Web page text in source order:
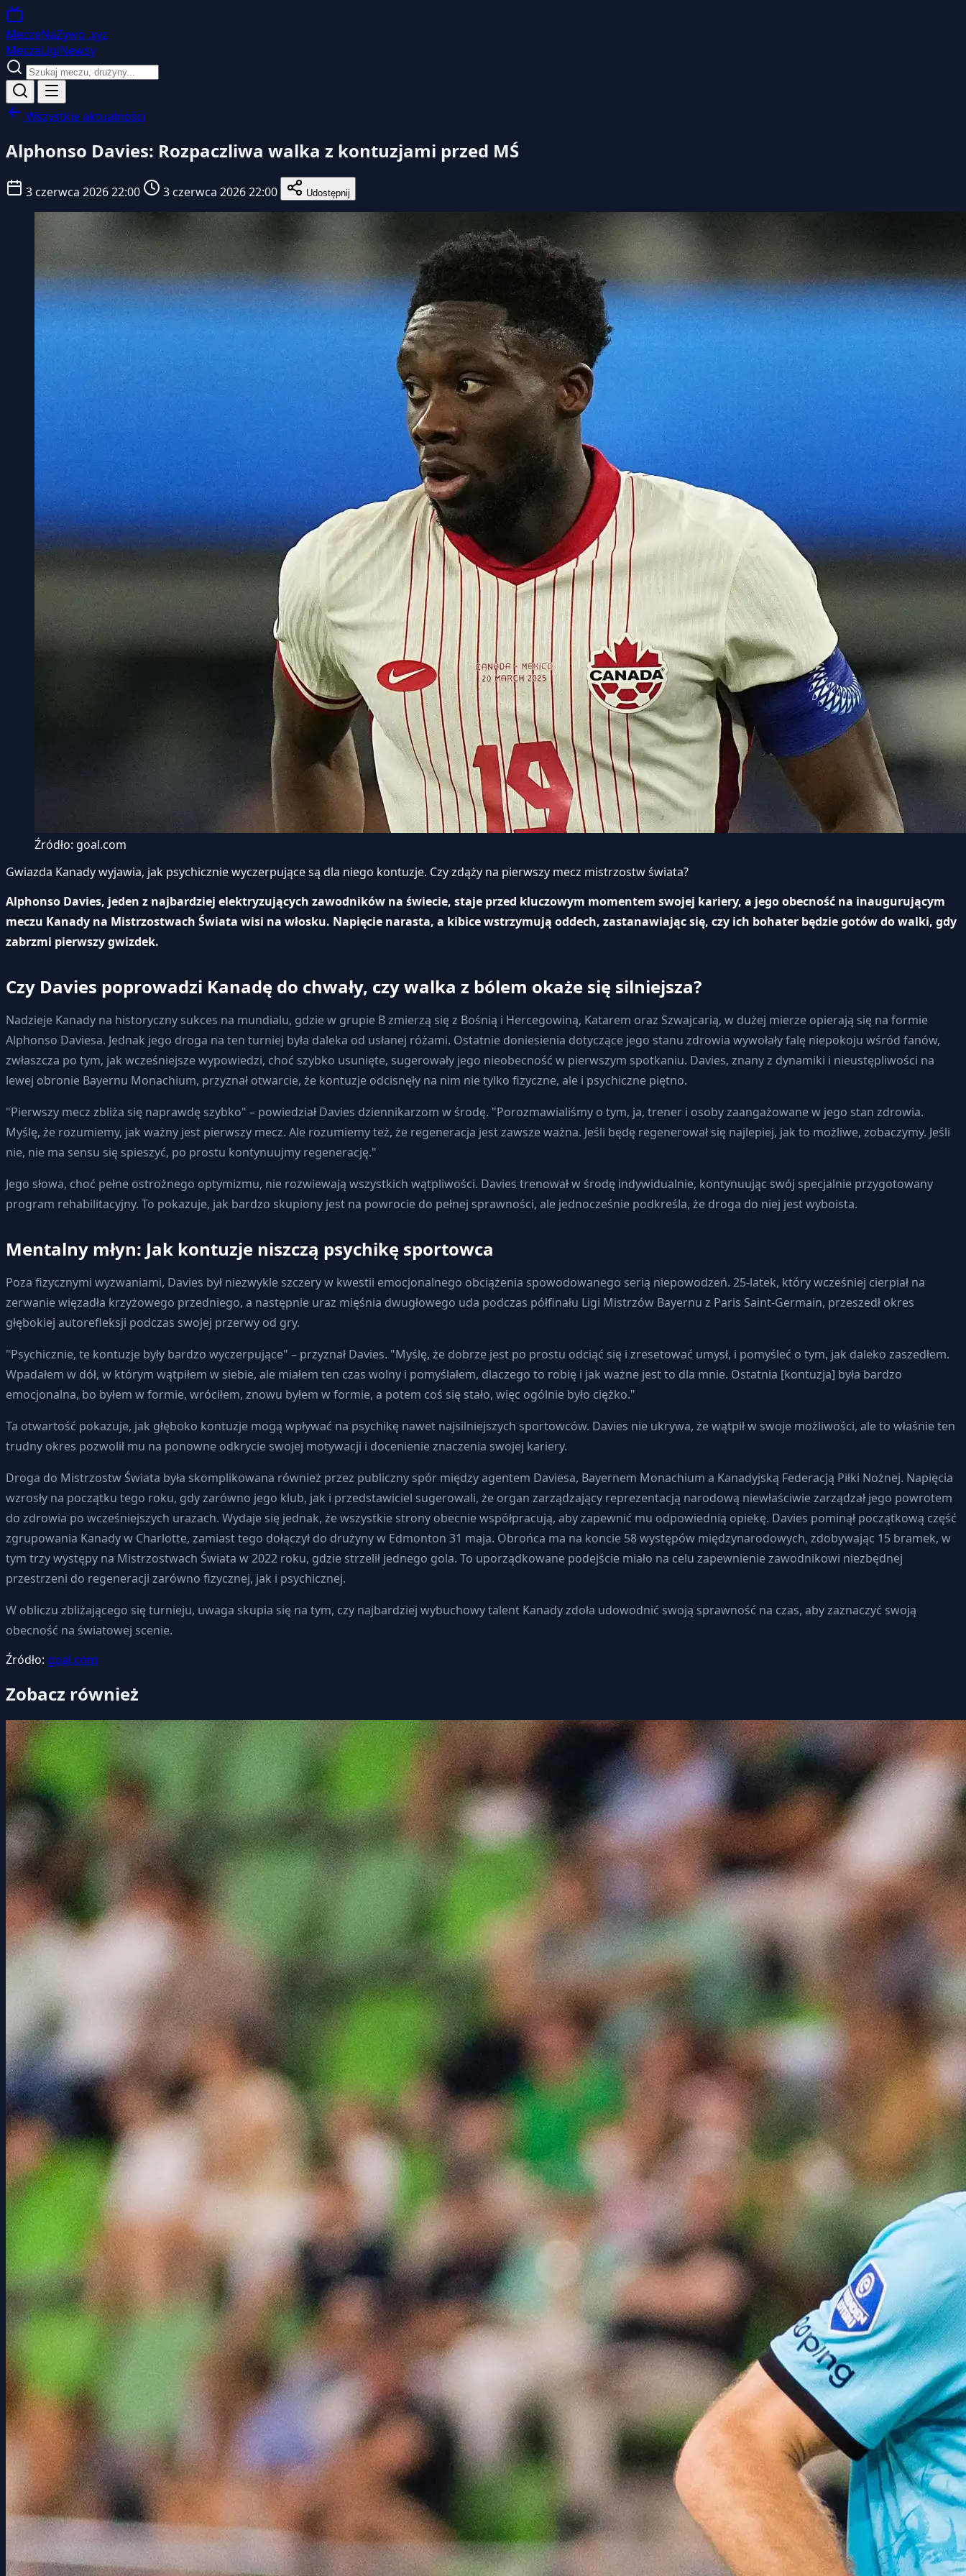
MeczeNaZywo .xyz
MeczeLigiNewsy
Wszystkie aktualności
Alphonso Davies: Rozpaczliwa walka z kontuzjami przed MŚ
3 czerwca 2026 22:00 3 czerwca 2026 22:00 Udostępnij
Źródło: goal.com
Gwiazda Kanady wyjawia, jak psychicznie wyczerpujące są dla niego kontuzje. Czy zdąży na pierwszy mecz mistrzostw świata?
Alphonso Davies, jeden z najbardziej elektryzujących zawodników na świecie, staje przed kluczowym momentem swojej kariery, a jego obecność na inaugurującym
meczu Kanady na Mistrzostwach Świata wisi na włosku. Napięcie narasta, a kibice wstrzymują oddech, zastanawiając się, czy ich bohater będzie gotów do walki, gdy
zabrzmi pierwszy gwizdek.
Czy Davies poprowadzi Kanadę do chwały, czy walka z bólem okaże się silniejsza?
Nadzieje Kanady na historyczny sukces na mundialu, gdzie w grupie B zmierzą się z Bośnią i Hercegowiną, Katarem oraz Szwajcarią, w dużej mierze opierają się na formie
Alphonso Daviesa. Jednak jego droga na ten turniej była daleka od usłanej różami. Ostatnie doniesienia dotyczące jego stanu zdrowia wywołały falę niepokoju wśród fanów,
zwłaszcza po tym, jak wcześniejsze wypowiedzi, choć szybko usunięte, sugerowały jego nieobecność w pierwszym spotkaniu. Davies, znany z dynamiki i nieustępliwości na
lewej obronie Bayernu Monachium, przyznał otwarcie, że kontuzje odcisnęły na nim nie tylko fizyczne, ale i psychiczne piętno.
"Pierwszy mecz zbliża się naprawdę szybko" – powiedział Davies dziennikarzom w środę. "Porozmawialiśmy o tym, ja, trener i osoby zaangażowane w jego stan zdrowia.
Myślę, że rozumiemy, jak ważny jest pierwszy mecz. Ale rozumiemy też, że regeneracja jest zawsze ważna. Jeśli będę regenerował się najlepiej, jak to możliwe, zobaczymy. Jeśli
nie, nie ma sensu się spieszyć, po prostu kontynuujmy regenerację."
Jego słowa, choć pełne ostrożnego optymizmu, nie rozwiewają wszystkich wątpliwości. Davies trenował w środę indywidualnie, kontynuując swój specjalnie przygotowany
program rehabilitacyjny. To pokazuje, jak bardzo skupiony jest na powrocie do pełnej sprawności, ale jednocześnie podkreśla, że droga do niej jest wyboista.
Mentalny młyn: Jak kontuzje niszczą psychikę sportowca
Poza fizycznymi wyzwaniami, Davies był niezwykle szczery w kwestii emocjonalnego obciążenia spowodowanego serią niepowodzeń. 25-latek, który wcześniej cierpiał na
zerwanie więzadła krzyżowego przedniego, a następnie uraz mięśnia dwugłowego uda podczas półfinału Ligi Mistrzów Bayernu z Paris Saint-Germain, przeszedł okres
głębokiej autorefleksji podczas swojej przerwy od gry.
"Psychicznie, te kontuzje były bardzo wyczerpujące" – przyznał Davies. "Myślę, że dobrze jest po prostu odciąć się i zresetować umysł, i pomyśleć o tym, jak daleko zaszedłem.
Wpadałem w dół, w którym wątpiłem w siebie, ale miałem ten czas wolny i pomyślałem, dlaczego to robię i jak ważne jest to dla mnie. Ostatnia [kontuzja] była bardzo
emocjonalna, bo byłem w formie, wróciłem, znowu byłem w formie, a potem coś się stało, więc ogólnie było ciężko."
Ta otwartość pokazuje, jak głęboko kontuzje mogą wpływać na psychikę nawet najsilniejszych sportowców. Davies nie ukrywa, że wątpił w swoje możliwości, ale to właśnie ten
trudny okres pozwolił mu na ponowne odkrycie swojej motywacji i docenienie znaczenia swojej kariery.
Droga do Mistrzostw Świata była skomplikowana również przez publiczny spór między agentem Daviesa, Bayernem Monachium a Kanadyjską Federacją Piłki Nożnej. Napięcia
wzrosły na początku tego roku, gdy zarówno jego klub, jak i przedstawiciel sugerowali, że organ zarządzający reprezentacją narodową niewłaściwie zarządzał jego powrotem
do zdrowia po wcześniejszych urazach. Wydaje się jednak, że wszystkie strony obecnie współpracują, aby zapewnić mu odpowiednią opiekę. Davies pominął początkową część
zgrupowania Kanady w Charlotte, zamiast tego dołączył do drużyny w Edmonton 31 maja. Obrońca ma na koncie 58 występów międzynarodowych, zdobywając 15 bramek, w
tym trzy występy na Mistrzostwach Świata w 2022 roku, gdzie strzelił jednego gola. To uporządkowane podejście miało na celu zapewnienie zawodnikowi niezbędnej
przestrzeni do regeneracji zarówno fizycznej, jak i psychicznej.
W obliczu zbliżającego się turnieju, uwaga skupia się na tym, czy najbardziej wybuchowy talent Kanady zdoła udowodnić swoją sprawność na czas, aby zaznaczyć swoją
obecność na światowej scenie.
Źródło: goal.com
Zobacz również